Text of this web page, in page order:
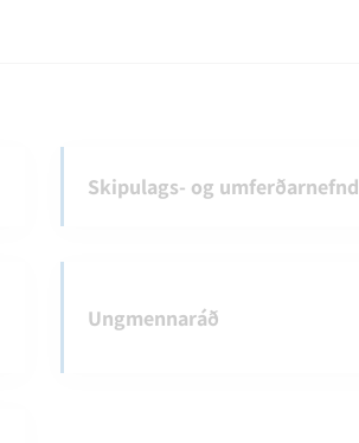
Skipulags- og umferðarnefnd
Ungmennaráð